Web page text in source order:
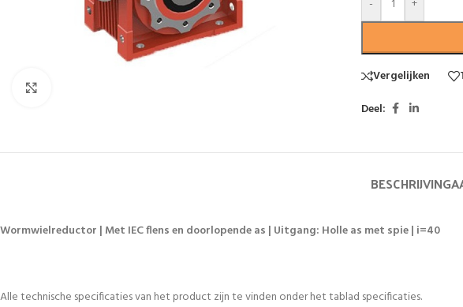
- +
Vergelijken
Deel:
BESCHRIJVING
Wormwielreductor | Met IEC flens en doorlopende as | Uitgang: Holle as met spie | i=40
Alle technische specificaties van het product zijn te vinden onder het tablad specificaties.